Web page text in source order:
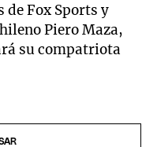
de Fox Sports y
Piero Maza,
su compatriota